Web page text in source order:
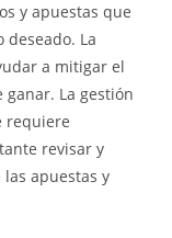
y apuestas que
La
a mitigar el
La gestión
requiere
revisar y
apuestas y